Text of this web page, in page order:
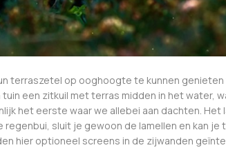
terraszetel op ooghoogte te kunnen
een zitkuil met terras midden in het water,
het eerste waar we allebei aan dachten.
sluit je gewoon de lamellen en kan
hier optioneel screens in de zijwanden